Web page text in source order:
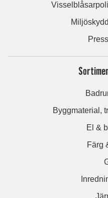
Byggmaterial,
El &
Färg